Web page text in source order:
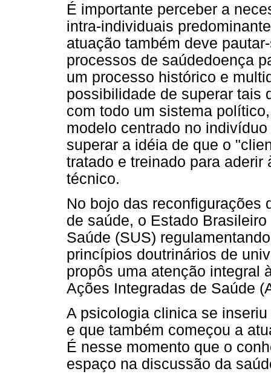
É importante perceber a
intra-individuais
atuação também deve
processos de saúdedoença
um processo histórico e
possibilidade de superar tais
com todo um sistema
modelo centrado no
superar a idéia de que o
tratado e treinado para
técnico.
No bojo das reconfigurações
de saúde, o Estado
Saúde (SUS)
princípios doutrinários de
propôs uma atenção integral
Ações Integradas de Saúde
A psicologia clinica se
e que também começou a
É nesse momento que o
espaço na discussão da